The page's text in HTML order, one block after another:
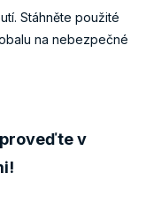
Stáhněte použité
na nebezpečné
v